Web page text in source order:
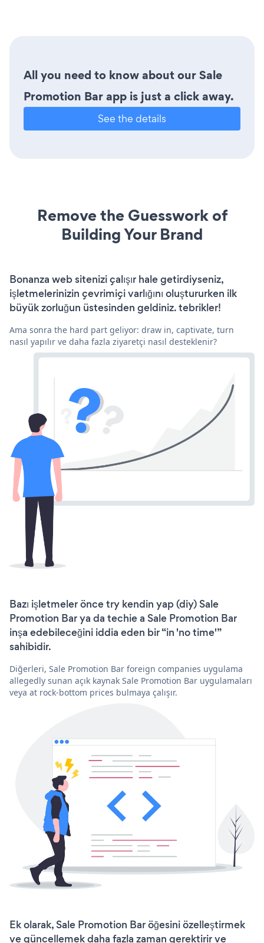
All you need to know about our Sale
Promotion Bar app is just a click away.
See the details
Remove the Guesswork of
Building Your Brand
Bonanza web sitenizi çalışır hale getirdiyseniz,
işletmelerinizin çevrimiçi varlığını oluştururken ilk
büyük zorluğun üstesinden geldiniz. tebrikler!
Ama sonra the hard part geliyor: draw in, captivate, turn
nasıl yapılır ve daha fazla ziyaretçi nasıl desteklenir?
Bazı işletmeler önce try kendin yap (diy) Sale
Promotion Bar ya da techie a Sale Promotion Bar
inşa edebileceğini iddia eden bir “in 'no time'”
sahibidir.
Diğerleri, Sale Promotion Bar foreign companies uygulama
allegedly sunan açık kaynak Sale Promotion Bar uygulamaları
veya at rock-bottom prices bulmaya çalışır.
Ek olarak, Sale Promotion Bar öğesini özelleştirmek
ve güncellemek daha fazla zaman gerektirir ve